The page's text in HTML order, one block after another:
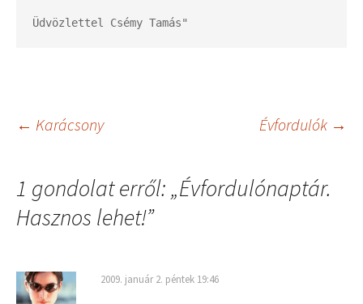
Üdvözlettel Csémy Tamás"
Bejegyzés
navigáció
← Karácsony Évfordulók →
1 gondolat erről: „Évfordulónaptár.
Hasznos lehet!”
2009. január 2. péntek 19:46